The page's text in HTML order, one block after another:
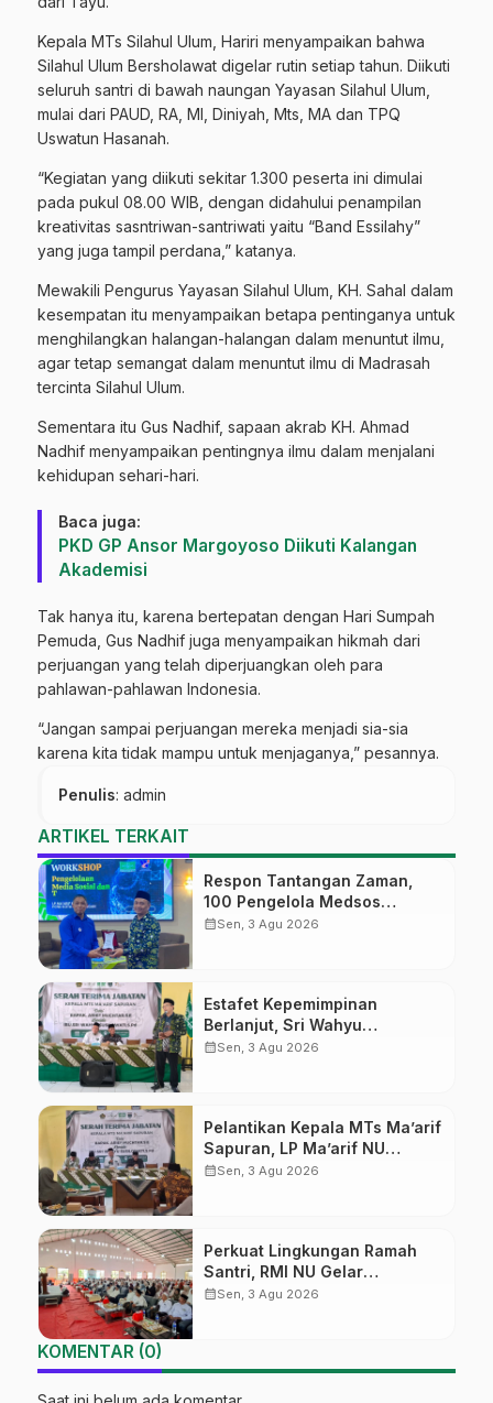
Kepala MTs Silahul Ulum, Hariri menyampaikan bahwa
Silahul Ulum Bersholawat digelar rutin setiap tahun. Diikuti
seluruh santri di bawah naungan Yayasan Silahul Ulum,
mulai dari PAUD, RA, MI, Diniyah, Mts, MA dan TPQ
Uswatun Hasanah.
“Kegiatan yang diikuti sekitar 1.300 peserta ini dimulai
pada pukul 08.00 WIB, dengan didahului penampilan
kreativitas sasntriwan-santriwati yaitu “Band Essilahy”
yang juga tampil perdana,” katanya.
Mewakili Pengurus Yayasan Silahul Ulum, KH. Sahal dalam
kesempatan itu menyampaikan betapa pentinganya untuk
menghilangkan halangan-halangan dalam menuntut ilmu,
agar tetap semangat dalam menuntut ilmu di Madrasah
tercinta Silahul Ulum.
Sementara itu Gus Nadhif, sapaan akrab KH. Ahmad
Nadhif menyampaikan pentingnya ilmu dalam menjalani
kehidupan sehari-hari.
Baca juga:
PKD GP Ansor Margoyoso Diikuti Kalangan
Akademisi
Tak hanya itu, karena bertepatan dengan Hari Sumpah
Pemuda, Gus Nadhif juga menyampaikan hikmah dari
perjuangan yang telah diperjuangkan oleh para
pahlawan-pahlawan Indonesia.
“Jangan sampai perjuangan mereka menjadi sia-sia
karena kita tidak mampu untuk menjaganya,” pesannya.
Penulis: admin
ARTIKEL TERKAIT
Respon Tantangan Zaman,
100 Pengelola Medsos
Sekolah Ma’arif Pekalongan
calendar_monthSen, 3 Agu 2026
Estafet Kepemimpinan
Berlanjut, Sri Wahyu
Susilowati Resmi Pimpin MTs
calendar_monthSen, 3 Agu 2026
Pelantikan Kepala MTs Ma’arif
Sapuran, LP Ma’arif NU
Wonosobo Tekankan Lima
calendar_monthSen, 3 Agu 2026
Perkuat Lingkungan Ramah
Santri, RMI NU Gelar
‘Sambang Pesantren’ di Pati
calendar_monthSen, 3 Agu 2026
KOMENTAR (0)